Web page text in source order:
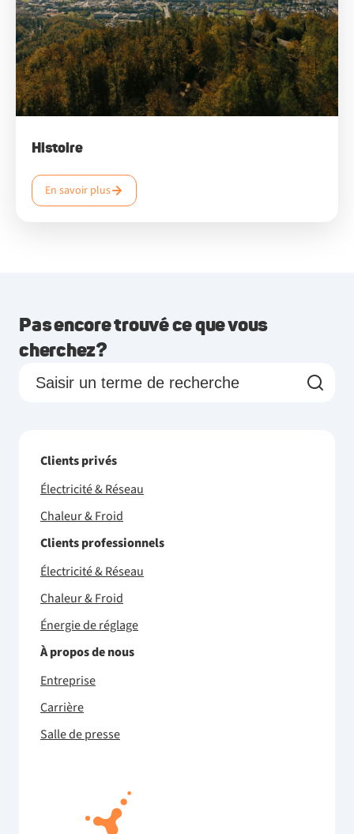
Histoire
En savoir plus
Pas encore trouvé ce que vous
cherchez?
Clients privés
Électricité & Réseau
Chaleur & Froid
Clients professionnels
Électricité & Réseau
Chaleur & Froid
Énergie de réglage
À propos de nous
Entreprise
Carrière
Salle de presse